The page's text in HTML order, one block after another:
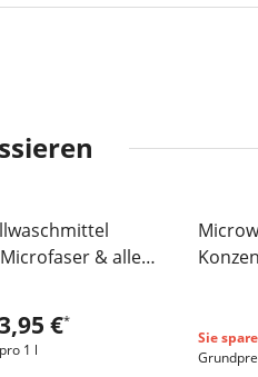
& alle
€*
1 l
Sie